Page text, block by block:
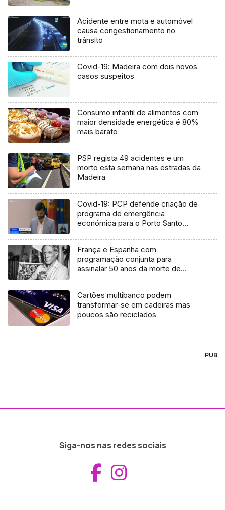
Acidente entre mota e automóvel
causa congestionamento no
trânsito
Covid-19: Madeira com dois novos
casos suspeitos
Consumo infantil de alimentos com
maior densidade energética é 80%
mais barato
PSP regista 49 acidentes e um
morto esta semana nas estradas da
Madeira
Covid-19: PCP defende criação de
programa de emergência
económica para o Porto Santo
França e Espanha com
programação conjunta para
assinalar 50 anos da morte de
Cartões multibanco podem
transformar-se em cadeiras mas
poucos são reciclados
PUB
Siga-nos nas redes sociais
Aceder ao